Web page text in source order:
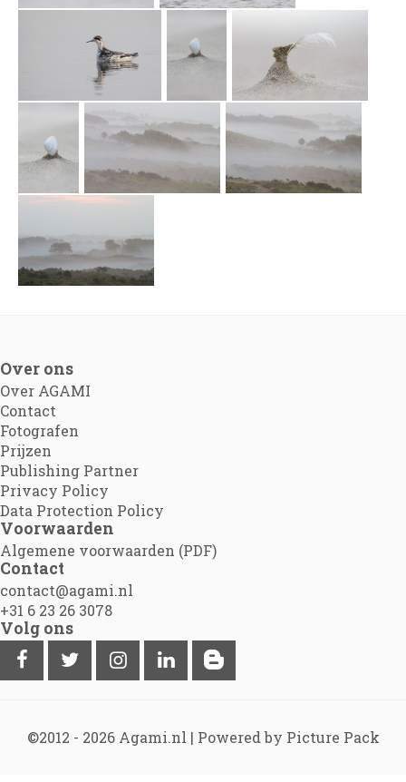
Over ons
Over AGAMI
Contact
Fotografen
Prijzen
Publishing Partner
Privacy Policy
Data Protection Policy
Voorwaarden
Algemene voorwaarden (PDF)
Contact
contact@agami.nl
+31 6 23 26 3078
Volg ons
©2012 - 2026 Agami.nl | Powered by Picture Pack